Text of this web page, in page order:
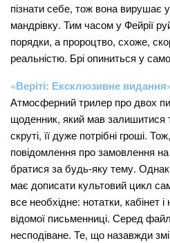
пізнати себе, тож вона вирушає
мандрівку. Тим часом у Фейрії
порядки, а пророцтво, схоже,
реальністю. Брі опиниться у
«Веріті: Ексклюзивне
Атмосферний трилер про двох
щоденник, який мав
скруті, її дуже потрібні гроші.
повідомлення про замовлення
братися за будь-яку тему.
має дописати культовий цикл
все необхідне: нотатки, кабінет і
відомої письменниці. Серед
несподіване. Те, що назавжди